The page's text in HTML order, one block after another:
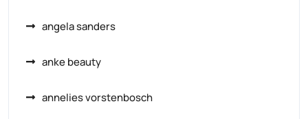
angela sanders
anke beauty
annelies vorstenbosch